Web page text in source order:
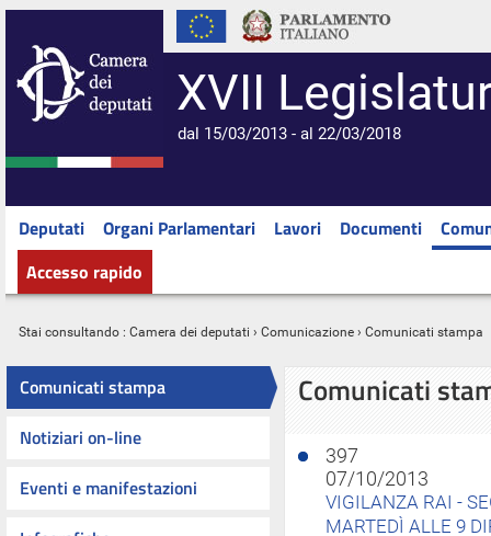
XVII
dal 15/03/2013 - al 22/03/2018
Deputati Organi Parlamentari Lavori Documenti
Accesso rapido
Stai consultando : Camera dei deputati › Comunicazione › Comunicati stampa
Comunicati stampa
Notiziari on-line
Eventi e manifestazioni
Comunicati
397
07/10/2013
VIGILANZA RAI -
MARTEDÌ ALLE 9